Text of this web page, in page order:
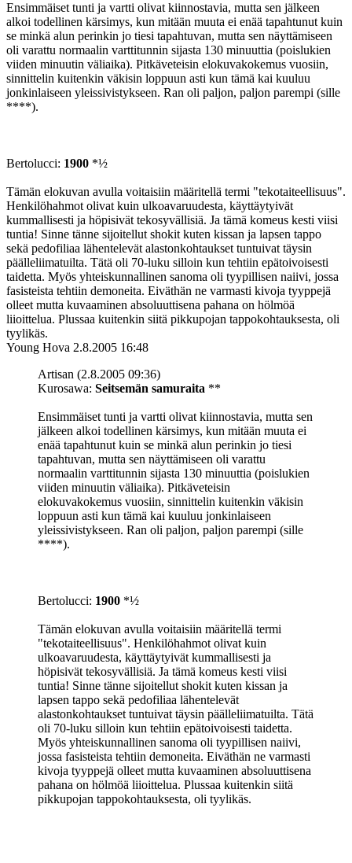
Ensimmäiset tunti ja vartti olivat kiinnostavia, mutta sen jälkeen
alkoi todellinen kärsimys, kun mitään muuta ei enää tapahtunut kuin
se minkä alun perinkin jo tiesi tapahtuvan, mutta sen näyttämiseen
oli varattu normaalin varttitunnin sijasta 130 minuuttia (poislukien
viiden minuutin väliaika). Pitkäveteisin elokuvakokemus vuosiin,
sinnittelin kuitenkin väkisin loppuun asti kun tämä kai kuuluu
jonkinlaiseen yleissivistykseen. Ran oli paljon, paljon parempi (sille
****).
Bertolucci: 1900 *½
Tämän elokuvan avulla voitaisiin määritellä termi "tekotaiteellisuus".
Henkilöhahmot olivat kuin ulkoavaruudesta, käyttäytyivät
kummallisesti ja höpisivät tekosyvällisiä. Ja tämä komeus kesti viisi
tuntia! Sinne tänne sijoitellut shokit kuten kissan ja lapsen tappo
sekä pedofiliaa lähentelevät alastonkohtaukset tuntuivat täysin
päälleliimatuilta. Tätä oli 70-luku silloin kun tehtiin epätoivoisesti
taidetta. Myös yhteiskunnallinen sanoma oli tyypillisen naiivi, jossa
fasisteista tehtiin demoneita. Eiväthän ne varmasti kivoja tyyppejä
olleet mutta kuvaaminen absoluuttisena pahana on hölmöä
liioittelua. Plussaa kuitenkin siitä pikkupojan tappokohtauksesta, oli
tyylikäs.
Young Hova 2.8.2005 16:48
Artisan (2.8.2005 09:36)
Kurosawa: Seitsemän samuraita **
Ensimmäiset tunti ja vartti olivat kiinnostavia, mutta sen
jälkeen alkoi todellinen kärsimys, kun mitään muuta ei
enää tapahtunut kuin se minkä alun perinkin jo tiesi
tapahtuvan, mutta sen näyttämiseen oli varattu
normaalin varttitunnin sijasta 130 minuuttia (poislukien
viiden minuutin väliaika). Pitkäveteisin
elokuvakokemus vuosiin, sinnittelin kuitenkin väkisin
loppuun asti kun tämä kai kuuluu jonkinlaiseen
yleissivistykseen. Ran oli paljon, paljon parempi (sille
****).
Bertolucci: 1900 *½
Tämän elokuvan avulla voitaisiin määritellä termi
"tekotaiteellisuus". Henkilöhahmot olivat kuin
ulkoavaruudesta, käyttäytyivät kummallisesti ja
höpisivät tekosyvällisiä. Ja tämä komeus kesti viisi
tuntia! Sinne tänne sijoitellut shokit kuten kissan ja
lapsen tappo sekä pedofiliaa lähentelevät
alastonkohtaukset tuntuivat täysin päälleliimatuilta. Tätä
oli 70-luku silloin kun tehtiin epätoivoisesti taidetta.
Myös yhteiskunnallinen sanoma oli tyypillisen naiivi,
jossa fasisteista tehtiin demoneita. Eiväthän ne varmasti
kivoja tyyppejä olleet mutta kuvaaminen absoluuttisena
pahana on hölmöä liioittelua. Plussaa kuitenkin siitä
pikkupojan tappokohtauksesta, oli tyylikäs.